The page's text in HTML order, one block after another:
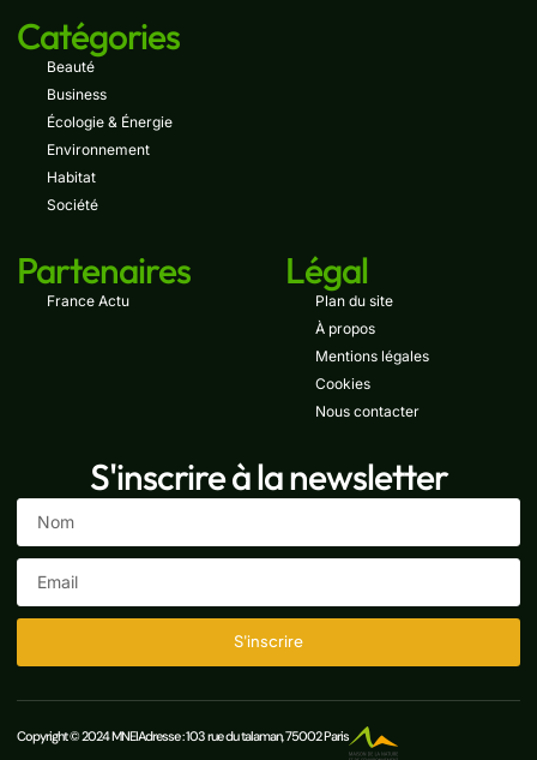
Catégories
Beauté
Business
Écologie & Énergie
Environnement
Habitat
Société
Partenaires
France Actu
Légal
Plan du site
À propos
Mentions légales
Cookies
Nous contacter
S'inscrire à la newsletter
S'inscrire
Copyright © 2024 MNEIAdresse : 103 rue du talaman, 75002 Paris